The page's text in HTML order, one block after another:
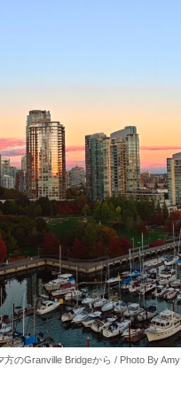
方のGranville Bridgeから / Photo By Amy